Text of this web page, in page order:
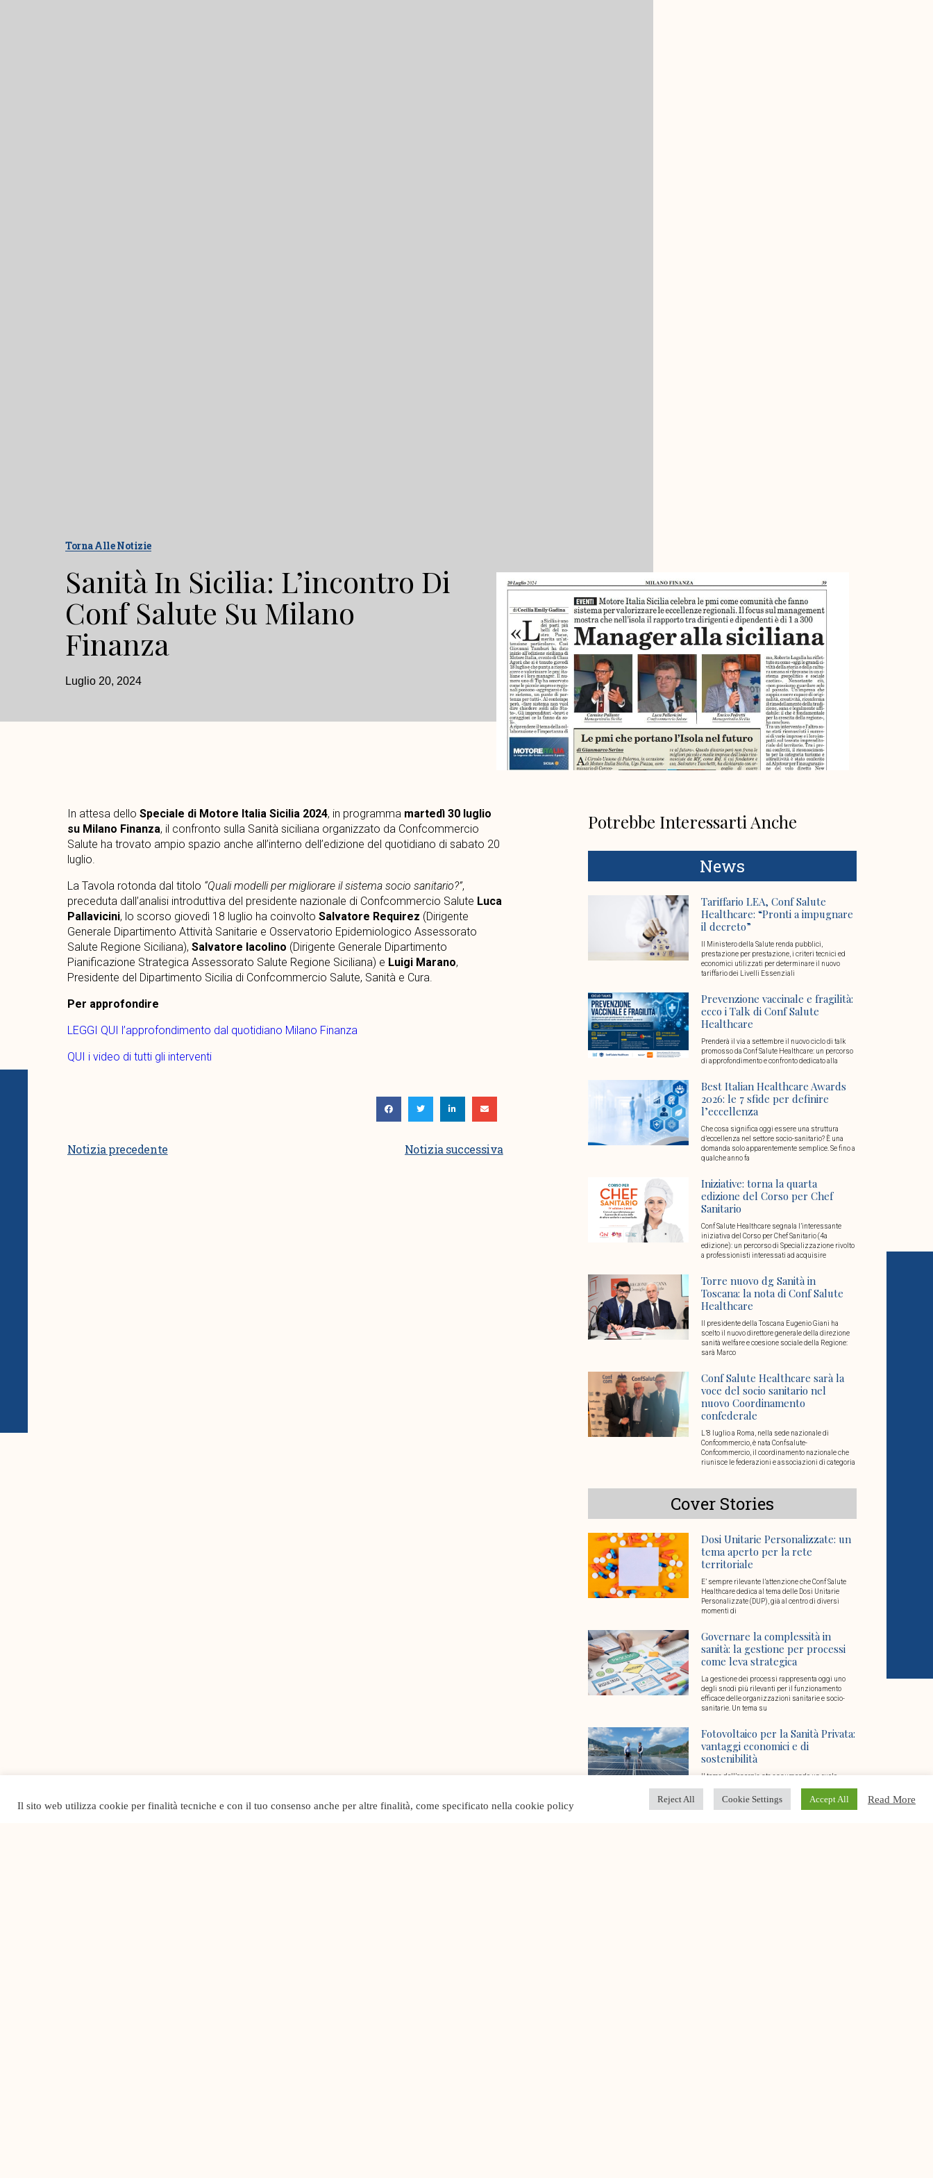
Torna Alle Notizie
Sanità In Sicilia: L’incontro Di
Conf Salute Su Milano
Finanza
Luglio 20, 2024
In attesa dello Speciale di Motore Italia Sicilia 2024, in programma martedì 30 luglio
su Milano Finanza, il confronto sulla Sanità siciliana organizzato da Confcommercio
Salute ha trovato ampio spazio anche all’interno dell’edizione del quotidiano di sabato 20
luglio.
La Tavola rotonda dal titolo “Quali modelli per migliorare il sistema socio sanitario?”,
preceduta dall’analisi introduttiva del presidente nazionale di Confcommercio Salute Luca
Pallavicini, lo scorso giovedì 18 luglio ha coinvolto Salvatore Requirez (Dirigente
Generale Dipartimento Attività Sanitarie e Osservatorio Epidemiologico Assessorato
Salute Regione Siciliana), Salvatore Iacolino (Dirigente Generale Dipartimento
Pianificazione Strategica Assessorato Salute Regione Siciliana) e Luigi Marano,
Presidente del Dipartimento Sicilia di Confcommercio Salute, Sanità e Cura.
Per approfondire
LEGGI QUI l’approfondimento dal quotidiano Milano Finanza
QUI i video di tutti gli interventi
Notizia precedente Notizia successiva
Potrebbe Interessarti Anche
News
Tariffario LEA, Conf Salute
Healthcare: “Pronti a impugnare
il decreto”
Il Ministero della Salute renda pubblici,
prestazione per prestazione, i criteri tecnici ed
economici utilizzati per determinare il nuovo
tariffario dei Livelli Essenziali
Prevenzione vaccinale e fragilità:
ecco i Talk di Conf Salute
Healthcare
Prenderà il via a settembre il nuovo ciclo di talk
promosso da Conf Salute Healthcare: un percorso
di approfondimento e confronto dedicato alla
Best Italian Healthcare Awards
2026: le 7 sfide per definire
l’eccellenza
Che cosa significa oggi essere una struttura
d’eccellenza nel settore socio-sanitario? È una
domanda solo apparentemente semplice. Se fino a
qualche anno fa
Iniziative: torna la quarta
edizione del Corso per Chef
Sanitario
Conf Salute Healthcare segnala l’interessante
iniziativa del Corso per Chef Sanitario (4a
edizione): un percorso di Specializzazione rivolto
a professionisti interessati ad acquisire
Torre nuovo dg Sanità in
Toscana: la nota di Conf Salute
Healthcare
Il presidente della Toscana Eugenio Giani ha
scelto il nuovo direttore generale della direzione
sanità welfare e coesione sociale della Regione:
sarà Marco
Conf Salute Healthcare sarà la
voce del socio sanitario nel
nuovo Coordinamento
confederale
L’8 luglio a Roma, nella sede nazionale di
Confcommercio, è nata Confsalute-
Confcommercio, il coordinamento nazionale che
riunisce le federazioni e associazioni di categoria
Cover Stories
Dosi Unitarie Personalizzate: un
tema aperto per la rete
territoriale
E’ sempre rilevante l’attenzione che Conf Salute
Healthcare dedica al tema delle Dosi Unitarie
Personalizzate (DUP), già al centro di diversi
momenti di
Governare la complessità in
sanità: la gestione per processi
come leva strategica
La gestione dei processi rappresenta oggi uno
degli snodi più rilevanti per il funzionamento
efficace delle organizzazioni sanitarie e socio-
sanitarie. Un tema su
Fotovoltaico per la Sanità Privata:
vantaggi economici e di
sostenibilità
Il tema dell’energia sta assumendo un ruolo
l’esigenza di garantire ogni giorno continuità di
Il sito web utilizza cookie per finalità tecniche e con il tuo consenso anche per altre finalità, come specificato nella cookie policy
Reject All Cookie Settings Accept All Read More